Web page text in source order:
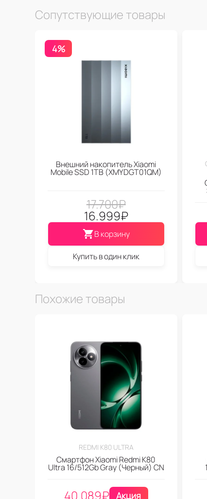
Сопутствующие товары
4%
Внешний накопитель Xiaomi
Mobile SSD 1TB (XMYDGT01QM)
17.700₽
16.999₽
В корзину
Купить в один клик
Похожие товары
REDMI K80 ULTRA
Смартфон Xiaomi Redmi K80
Ultra 16/512Gb Gray (Черный) CN
40.089₽ Акция